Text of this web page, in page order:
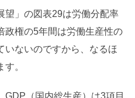
望」の図表29は労働分配率
政権の5年間は労働生産性の
いないのですから、なるほ
。